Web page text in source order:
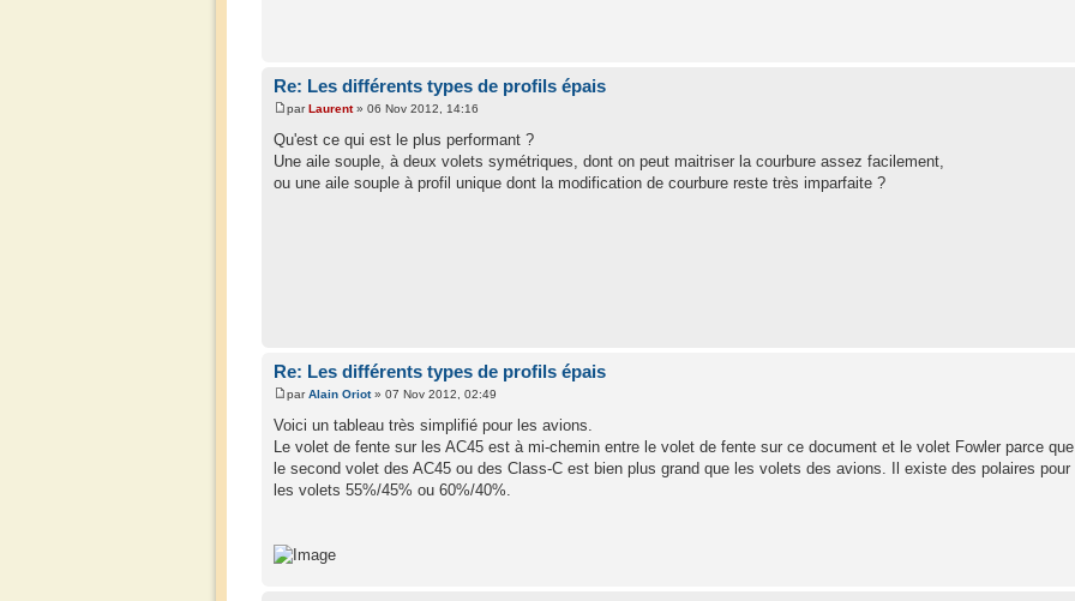
Re: Les différents types de profils épais
parLaurent» 06 Nov 2012, 14:16
Qu'est ce qui est le plus performant ?
Une aile souple, à deux volets symétriques, dont on peut maitriser la courbure assez facilement,
ou une aile souple à profil unique dont la modification de courbure reste très imparfaite ?
Re: Les différents types de profils épais
parAlain Oriot» 07 Nov 2012, 02:49
Voici un tableau très simplifié pour les avions.
Le volet de fente sur les AC45 est à mi-chemin entre le volet de fente sur ce document et le volet Fowler parce que
le second volet des AC45 ou des Class-C est bien plus grand que les volets des avions. Il existe des polaires pour
les volets 55%/45% ou 60%/40%.